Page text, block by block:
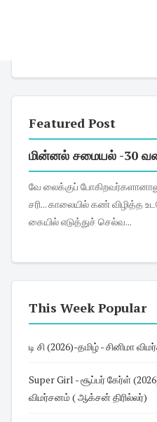
Featured Post
மின்னல் சமையல் -30
வே லைக்குப் போகிறவர்களானாலும் சரி, இல்லத்தரசிகளானாலும்
சரி... காலையில் கண் விழித்த உடனேயே,
கையில் எடுத்துச் செல்வ...
This Week Popular
டி சி (2026)-தமிழ் - சினிமா
Super Girl - சூப்பர் கேர்ள்
விமர்சனம் ( ஆக்சன் திரில்லர்)